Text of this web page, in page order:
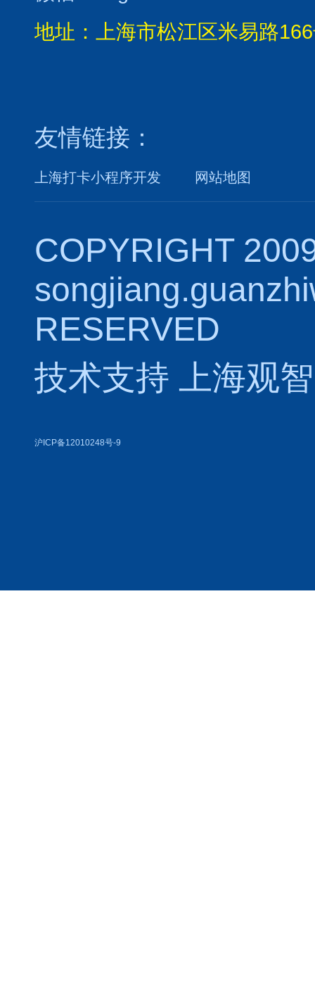
地址：上海市松江区米易路
友情链接：
上海打卡小程序开发 网站地图
COPYRIGHT
RESERVED
技术支持
上海观
沪ICP备12010248号-9